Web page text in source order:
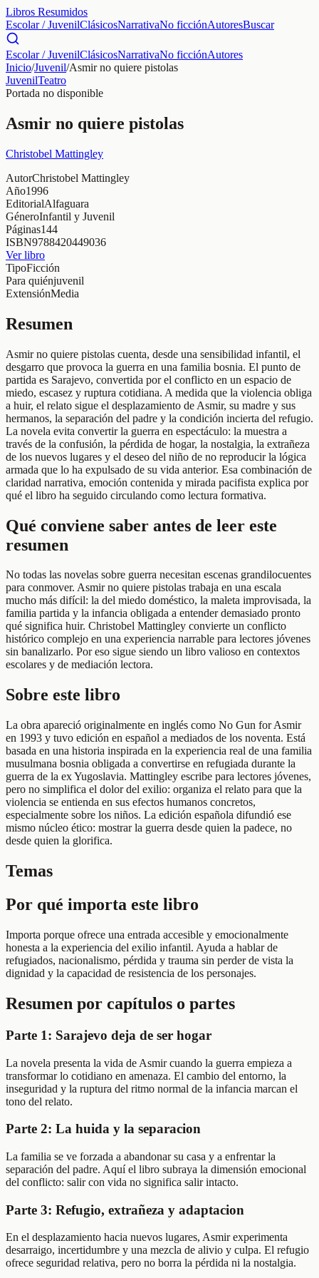
Libros Resumidos
Escolar / JuvenilClásicosNarrativaNo ficciónAutoresBuscar
Escolar / JuvenilClásicosNarrativaNo ficciónAutores
Inicio/Juvenil/Asmir no quiere pistolas
JuvenilTeatro
Portada no disponible
Asmir no quiere pistolas
Christobel Mattingley
AutorChristobel Mattingley
Año1996
EditorialAlfaguara
GéneroInfantil y Juvenil
Páginas144
ISBN9788420449036
Ver libro
TipoFicción
Para quiénjuvenil
ExtensiónMedia
Resumen
Asmir no quiere pistolas cuenta, desde una sensibilidad infantil, el
desgarro que provoca la guerra en una familia bosnia. El punto de
partida es Sarajevo, convertida por el conflicto en un espacio de
miedo, escasez y ruptura cotidiana. A medida que la violencia obliga
a huir, el relato sigue el desplazamiento de Asmir, su madre y sus
hermanos, la separación del padre y la condición incierta del refugio.
La novela evita convertir la guerra en espectáculo: la muestra a
través de la confusión, la pérdida de hogar, la nostalgia, la extrañeza
de los nuevos lugares y el deseo del niño de no reproducir la lógica
armada que lo ha expulsado de su vida anterior. Esa combinación de
claridad narrativa, emoción contenida y mirada pacifista explica por
qué el libro ha seguido circulando como lectura formativa.
Qué conviene saber antes de leer este
resumen
No todas las novelas sobre guerra necesitan escenas grandilocuentes
para conmover. Asmir no quiere pistolas trabaja en una escala
mucho más difícil: la del miedo doméstico, la maleta improvisada, la
familia partida y la infancia obligada a entender demasiado pronto
qué significa huir. Christobel Mattingley convierte un conflicto
histórico complejo en una experiencia narrable para lectores jóvenes
sin banalizarlo. Por eso sigue siendo un libro valioso en contextos
escolares y de mediación lectora.
Sobre este libro
La obra apareció originalmente en inglés como No Gun for Asmir
en 1993 y tuvo edición en español a mediados de los noventa. Está
basada en una historia inspirada en la experiencia real de una familia
musulmana bosnia obligada a convertirse en refugiada durante la
guerra de la ex Yugoslavia. Mattingley escribe para lectores jóvenes,
pero no simplifica el dolor del exilio: organiza el relato para que la
violencia se entienda en sus efectos humanos concretos,
especialmente sobre los niños. La edición española difundió ese
mismo núcleo ético: mostrar la guerra desde quien la padece, no
desde quien la glorifica.
Temas
Por qué importa este libro
Importa porque ofrece una entrada accesible y emocionalmente
honesta a la experiencia del exilio infantil. Ayuda a hablar de
refugiados, nacionalismo, pérdida y trauma sin perder de vista la
dignidad y la capacidad de resistencia de los personajes.
Resumen por capítulos o partes
Parte 1: Sarajevo deja de ser hogar
La novela presenta la vida de Asmir cuando la guerra empieza a
transformar lo cotidiano en amenaza. El cambio del entorno, la
inseguridad y la ruptura del ritmo normal de la infancia marcan el
tono del relato.
Parte 2: La huida y la separacion
La familia se ve forzada a abandonar su casa y a enfrentar la
separación del padre. Aquí el libro subraya la dimensión emocional
del conflicto: salir con vida no significa salir intacto.
Parte 3: Refugio, extrañeza y adaptacion
En el desplazamiento hacia nuevos lugares, Asmir experimenta
desarraigo, incertidumbre y una mezcla de alivio y culpa. El refugio
ofrece seguridad relativa, pero no borra la pérdida ni la nostalgia.